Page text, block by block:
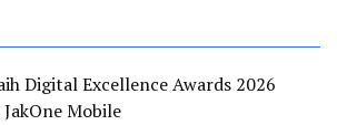
Digital Excellence Awards 2026
Mobile